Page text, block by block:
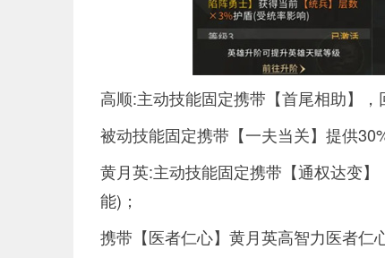
高顺:主动技能固定携带【首尾相助】，
被动技能固定携带【一夫当关】提供
黄月英:主动技能固定携带【通权达变
能)；
携带【医者仁心】黄月英高智力医者仁